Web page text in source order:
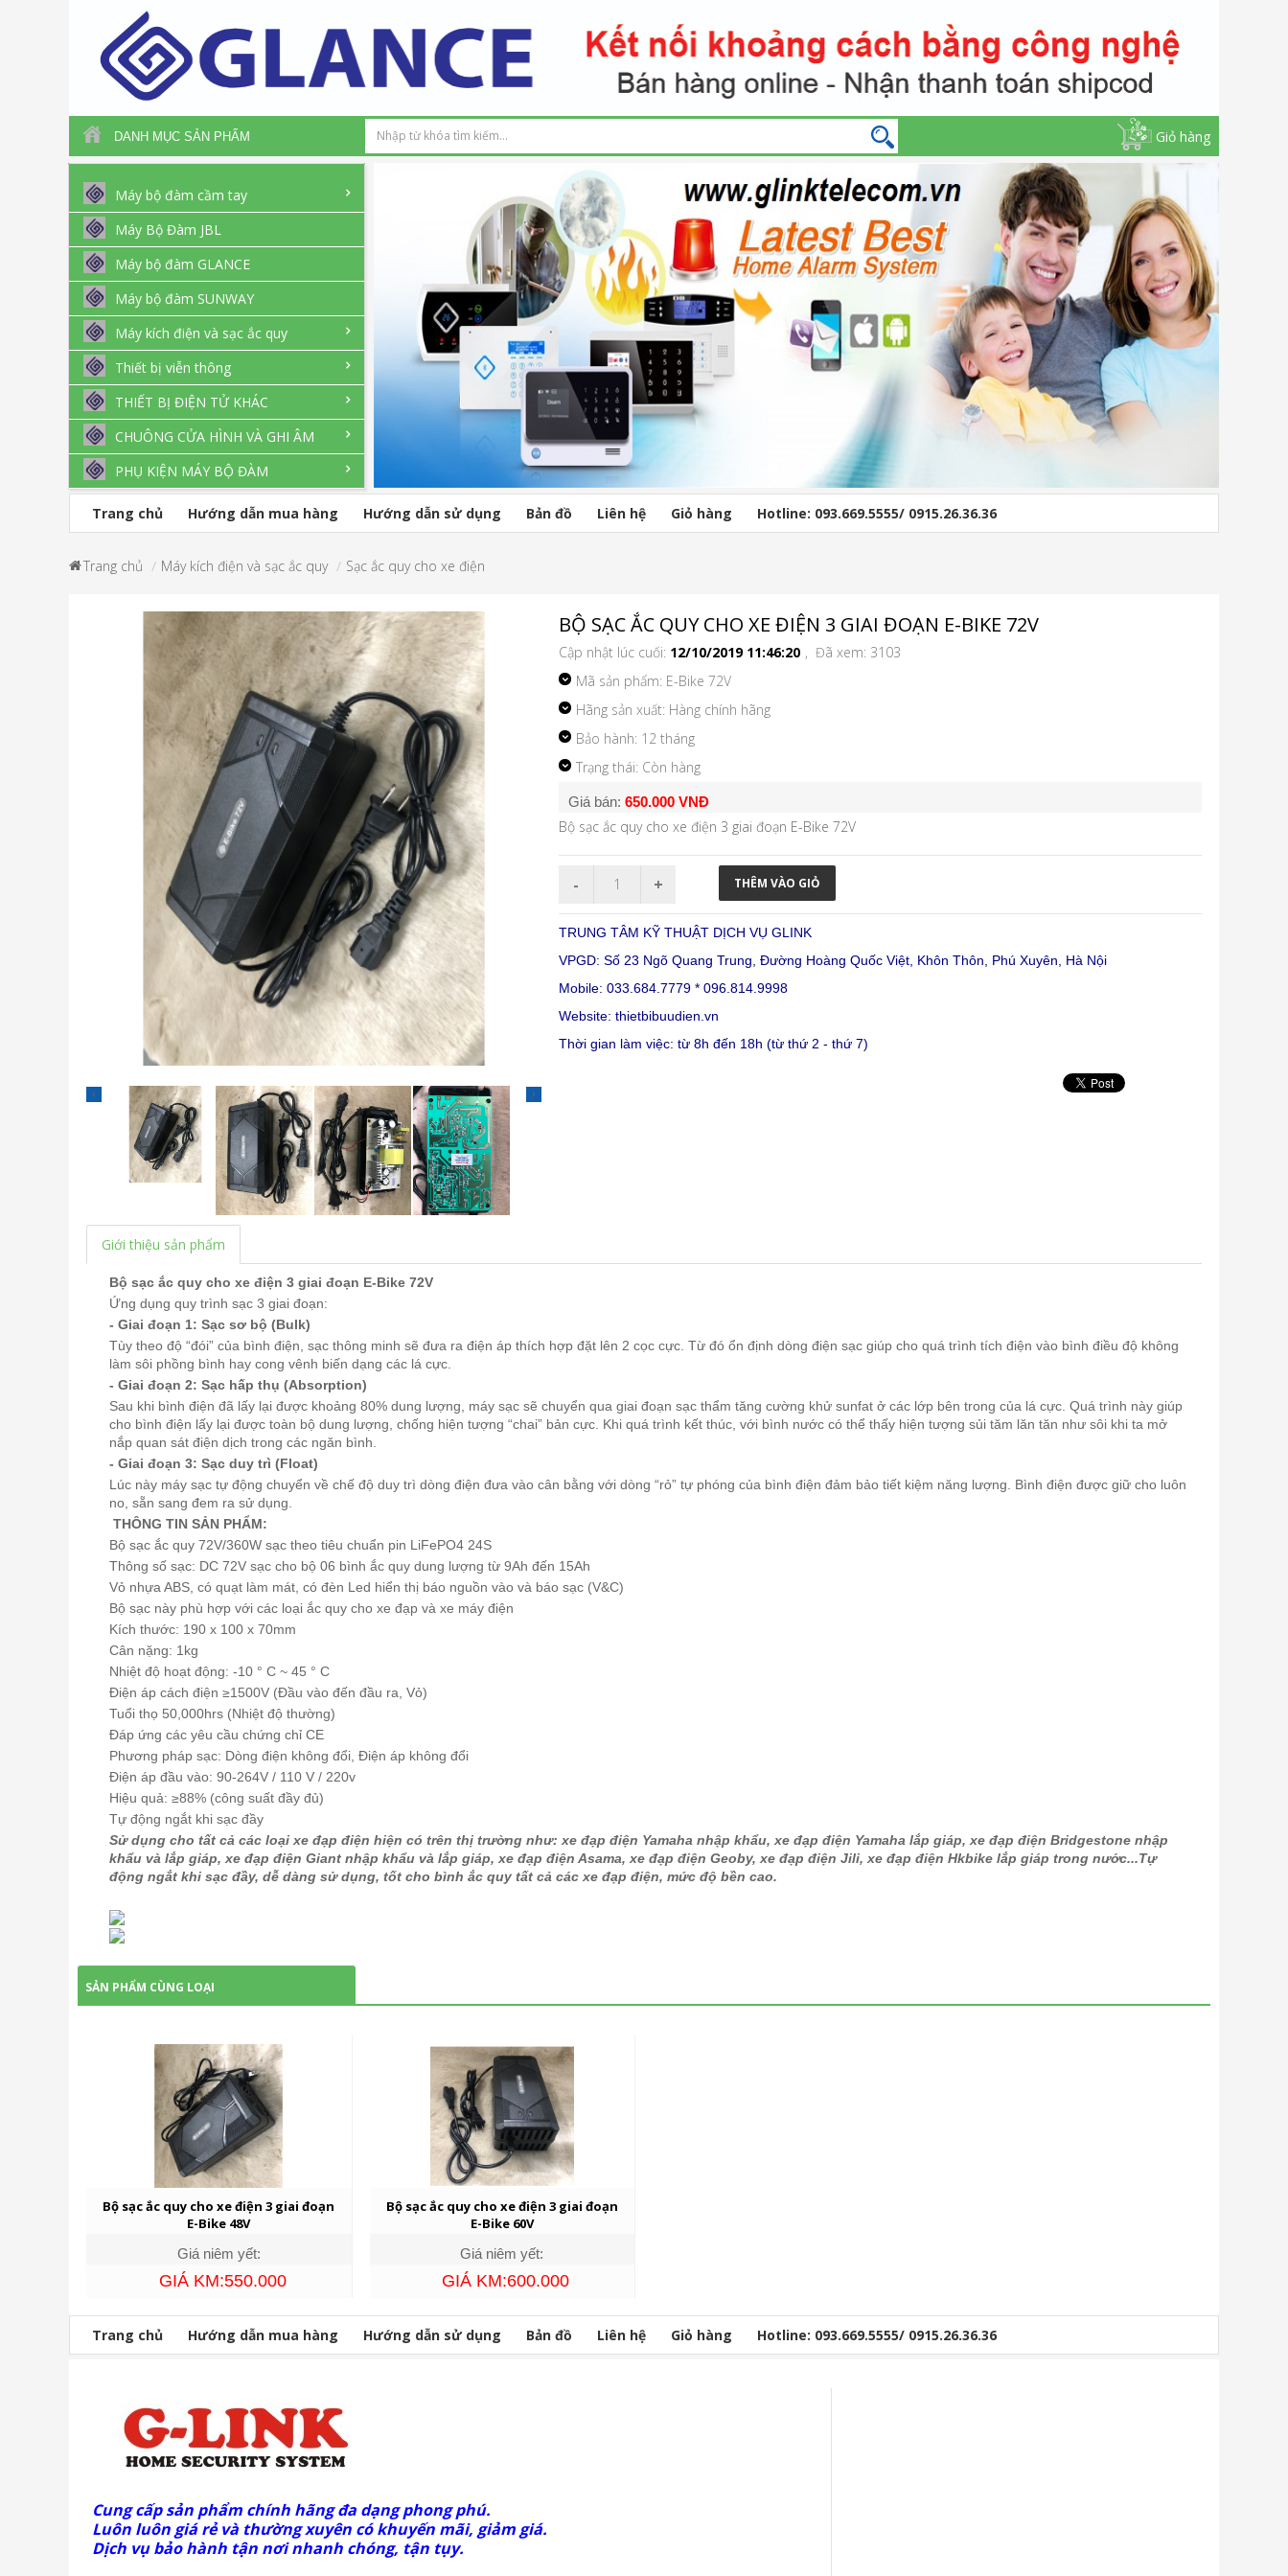
DANH MỤC SẢN PHẨM Giỏ hàng
Máy bộ đàm cầm tay
Máy Bộ Đàm JBL
Máy bộ đàm GLANCE
Máy bộ đàm SUNWAY
Máy kích điện và sạc ắc quy
Thiết bị viễn thông
THIẾT BỊ ĐIỆN TỬ KHÁC
CHUÔNG CỬA HÌNH VÀ GHI ÂM
PHỤ KIỆN MÁY BỘ ĐÀM
Trang chủ Hướng dẫn mua hàng Hướng dẫn sử dụng Bản đồ Liên hệ Giỏ hàng Hotline: 093.669.5555/ 0915.26.36.36
Trang chủ Máy kích điện và sạc ắc quy Sạc ắc quy cho xe điện
BỘ SẠC ẮC QUY CHO XE ĐIỆN 3 GIAI ĐOẠN E-BIKE 72V
Cập nhật lúc cuối: 12/10/2019 11:46:20 , Đã xem: 3103
Mã sản phẩm: E-Bike 72V
Hãng sản xuất: Hàng chính hãng
Bảo hành: 12 tháng
Trạng thái: Còn hàng
Giá bán: 650.000 VNĐ
Bộ sạc ắc quy cho xe điện 3 giai đoạn E-Bike 72V
TRUNG TÂM KỸ THUẬT DỊCH VỤ GLINK
VPGD: Số 23 Ngõ Quang Trung, Đường Hoàng Quốc Việt, Khôn Thôn, Phú Xuyên, Hà Nội
Mobile: 033.684.7779 * 096.814.9998
Website: thietbibuudien.vn
Thời gian làm việc: từ 8h đến 18h (từ thứ 2 - thứ 7)
Giới thiệu sản phẩm
Bộ sạc ắc quy cho xe điện 3 giai đoạn E-Bike 72V
Ứng dụng quy trình sạc 3 giai đoạn:
- Giai đoạn 1: Sạc sơ bộ (Bulk)
Tùy theo độ “đói” của bình điện, sạc thông minh sẽ đưa ra điện áp thích hợp đặt lên 2 cọc cực. Từ đó ổn định dòng điện sạc giúp cho quá trình tích điện vào bình điều độ không
làm sôi phồng bình hay cong vênh biến dạng các lá cực.
- Giai đoạn 2: Sạc hấp thụ (Absorption)
Sau khi bình điện đã lấy lại được khoảng 80% dung lượng, máy sạc sẽ chuyển qua giai đoạn sạc thẩm tăng cường khử sunfat ở các lớp bên trong của lá cực. Quá trình này giúp
cho bình điện lấy lại được toàn bộ dung lượng, chống hiện tượng “chai” bản cực. Khi quá trình kết thúc, với bình nước có thể thấy hiện tượng sủi tăm lăn tăn như sôi khi ta mở
nắp quan sát điện dịch trong các ngăn bình.
- Giai đoạn 3: Sạc duy trì (Float)
Lúc này máy sạc tự động chuyển về chế độ duy trì dòng điện đưa vào cân bằng với dòng “rỏ” tự phóng của bình điện đảm bảo tiết kiệm năng lượng. Bình điện được giữ cho luôn
no, sẵn sang đem ra sử dụng.
THÔNG TIN SẢN PHẨM:
Bộ sạc ắc quy 72V/360W sạc theo tiêu chuẩn pin LiFePO4 24S
Thông số sạc: DC 72V sạc cho bộ 06 bình ắc quy dung lượng từ 9Ah đến 15Ah
Vỏ nhựa ABS, có quạt làm mát, có đèn Led hiển thị báo nguồn vào và báo sạc (V&C)
Bộ sạc này phù hợp với các loại ắc quy cho xe đạp và xe máy điện
Kích thước: 190 x 100 x 70mm
Cân nặng: 1kg
Nhiệt độ hoạt động: -10 ° C ~ 45 ° C
Điện áp cách điện ≥1500V (Đầu vào đến đầu ra, Vỏ)
Tuổi thọ 50,000hrs (Nhiệt độ thường)
Đáp ứng các yêu cầu chứng chỉ CE
Phương pháp sạc: Dòng điện không đổi, Điện áp không đổi
Điện áp đầu vào: 90-264V / 110 V / 220v
Hiệu quả: ≥88% (công suất đầy đủ)
Tự động ngắt khi sạc đầy
Sử dụng cho tất cả các loại xe đạp điện hiện có trên thị trường như: xe đạp điện Yamaha nhập khẩu, xe đạp điện Yamaha lắp giáp, xe đạp điện Bridgestone nhập
khẩu và lắp giáp, xe đạp điện Giant nhập khẩu và lắp giáp, xe đạp điện Asama, xe đạp điện Geoby, xe đạp điện Jili, xe đạp điện Hkbike lắp giáp trong nước...Tự
động ngắt khi sạc đầy, dễ dàng sử dụng, tốt cho bình ắc quy tất cả các xe đạp điện, mức độ bền cao.
SẢN PHẨM CÙNG LOẠI
Bộ sạc ắc quy cho xe điện 3 giai đoạn
E-Bike 48V
Giá niêm yết:
GIÁ KM:550.000
Bộ sạc ắc quy cho xe điện 3 giai đoạn
E-Bike 60V
Giá niêm yết:
GIÁ KM:600.000
Trang chủ Hướng dẫn mua hàng Hướng dẫn sử dụng Bản đồ Liên hệ Giỏ hàng Hotline: 093.669.5555/ 0915.26.36.36
Cung cấp sản phẩm chính hãng đa dạng phong phú.
Luôn luôn giá rẻ và thường xuyên có khuyến mãi, giảm giá.
Dịch vụ bảo hành tận nơi nhanh chóng, tận tụy.